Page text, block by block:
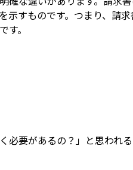
示すものです。つまり、請
。
必要があるの？」と思わ